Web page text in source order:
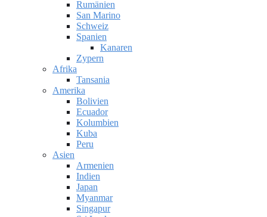
Rumänien
San Marino
Schweiz
Spanien
Kanaren
Zypern
Afrika
Tansania
Amerika
Bolivien
Ecuador
Kolumbien
Kuba
Peru
Asien
Armenien
Indien
Japan
Myanmar
Singapur